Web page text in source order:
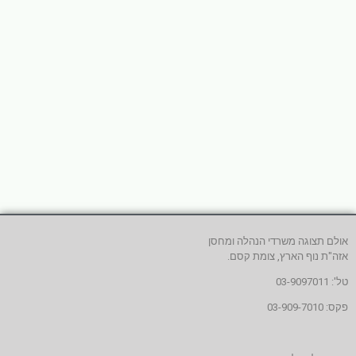
אולם תצוגה משרדי הנהלה ומחסן
אזה"ת נוף הארץ, צומת קסם.
טל': 03-9097011
פקס: 03-909-7010